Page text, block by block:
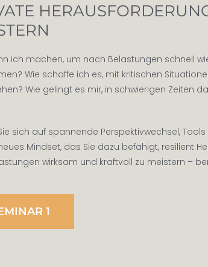
ich machen, um nach Belastungen schnell
Wie schaffe ich es, mit kritischen
Wie gelingt es mir, in schwierigen Zeiten
sich auf spannende Perspektivwechsel,
Mindset, das Sie dazu befähigt, resilient
wirksam und kraftvoll zu meistern –
1